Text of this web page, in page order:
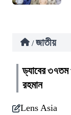
/ জাতীয়
ড্যাবের ৩৭তম
রহমান
Lens Asia